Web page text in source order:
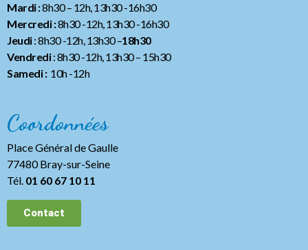
Mardi :8h30 – 12h, 13h30 -16h30
Mercredi :8h30 -12h, 13h30 -16h30
Jeudi: 8h30 -12h, 13h30 –18h30
Vendredi: 8h30 -12h, 13h30– 15h30
Samedi :10h -12h
Coordonnées
Place Général de Gaulle
77480 Bray-sur-Seine
Tél. 01 60 67 10 11
Contact